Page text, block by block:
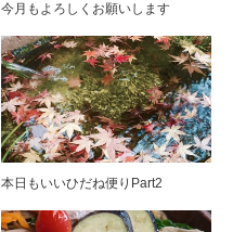
今月もよろしくお願いします
本日もいいひだね便りPart2